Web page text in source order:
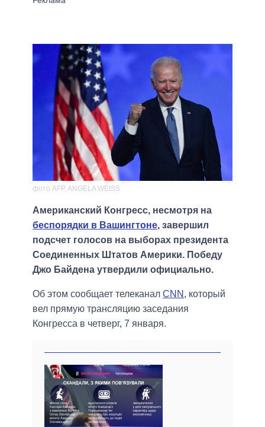
фото AFP, ANGELA WEISS
Американский Конгресс, несмотря на
беспорядки в Вашингтоне, завершил
подсчет голосов на выборах президента
Соединенных Штатов Америки. Победу
Джо Байдена утвердили официально.
Об этом сообщает телеканал CNN , который
вел прямую трансляцию заседания
Конгресса в четверг, 7 января.